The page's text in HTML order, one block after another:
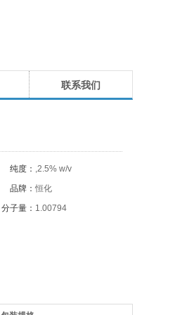
联系我们
纯度： ,2.5% w/v
品牌：恒化
分子量： 1.00794